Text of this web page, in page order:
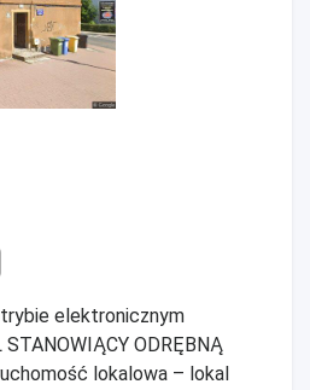
elektronicznym
ODRĘBNĄ
lokalowa – lokal